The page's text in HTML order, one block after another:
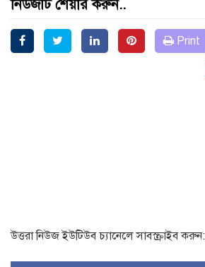
নিউজটি শেয়ার করুন..
Print
উত্তরা নিউজ ইউটিউব চ্যানেলে সাবস্ক্রাইব করুন: